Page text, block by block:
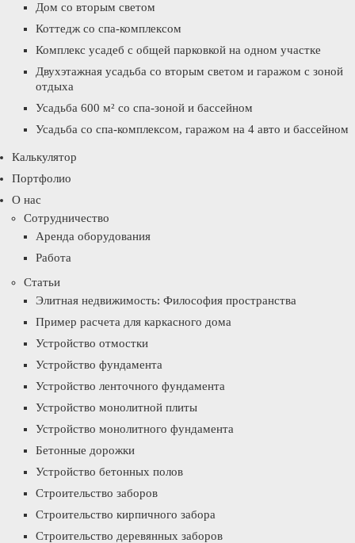
Дом со вторым светом
Коттедж со спа-комплексом
Комплекс усадеб с общей парковкой на одном участке
Двухэтажная усадьба со вторым светом и гаражом с зоной
отдыха
Усадьба 600 м² со спа-зоной и бассейном
Усадьба со спа-комплексом, гаражом на 4 авто и бассейном
Калькулятор
Портфолио
О нас
Сотрудничество
Аренда оборудования
Работа
Статьи
Элитная недвижимость: Философия пространства
Пример расчета для каркасного дома
Устройство отмостки
Устройство фундамента
Устройство ленточного фундамента
Устройство монолитной плиты
Устройство монолитного фундамента
Бетонные дорожки
Устройство бетонных полов
Строительство заборов
Строительство кирпичного забора
Строительство деревянных заборов